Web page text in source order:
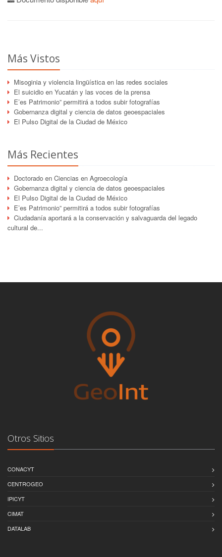
Más Vistos
Misoginia y violencia lingüística en las redes sociales
El suicidio en Yucatán y las voces de la prensa
E’es Patrimonio” permitirá a todos subir fotografías
Gobernanza digital y ciencia de datos geoespaciales
El Pulso Digital de la Ciudad de México
Más Recientes
Doctorado en Ciencias en Agroecología
Gobernanza digital y ciencia de datos geoespaciales
El Pulso Digital de la Ciudad de México
E’es Patrimonio” permitirá a todos subir fotografías
Ciudadanía aportará a la conservación y salvaguarda del legado
cultural de...
Otros Sitios
CONACYT
CENTROGEO
IPICYT
CIMAT
DATALAB